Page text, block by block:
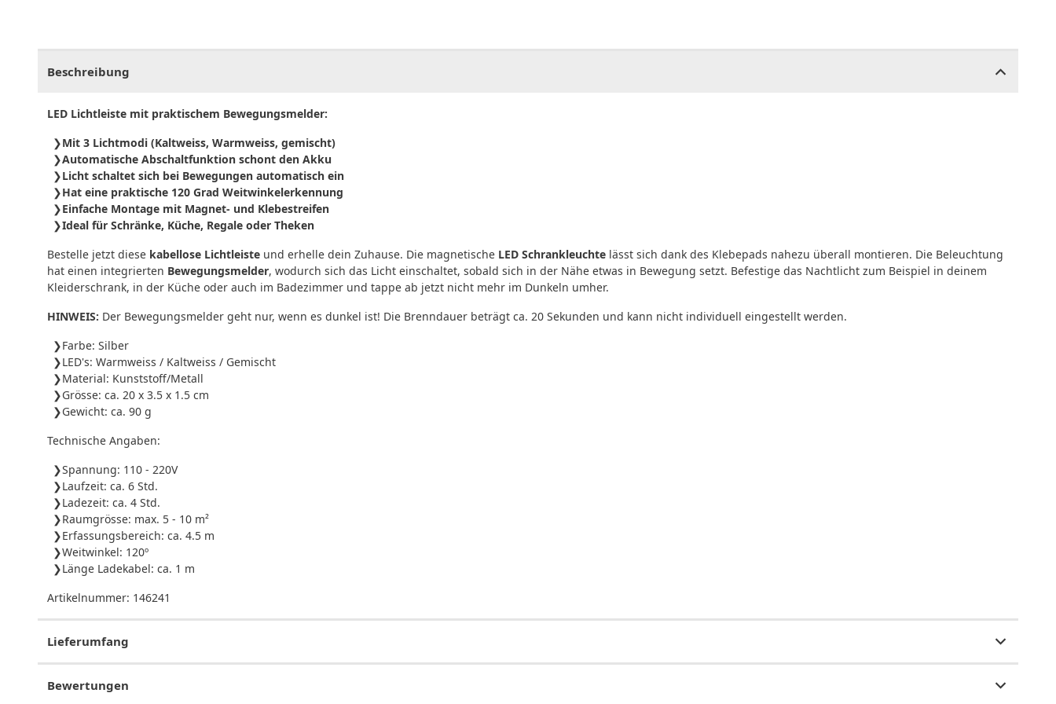
Beschreibung
LED Lichtleiste mit praktischem Bewegungsmelder:
Mit 3 Lichtmodi (Kaltweiss, Warmweiss, gemischt)
Automatische Abschaltfunktion schont den Akku
Licht schaltet sich bei Bewegungen automatisch ein
Hat eine praktische 120 Grad Weitwinkelerkennung
Einfache Montage mit Magnet- und Klebestreifen
Ideal für Schränke, Küche, Regale oder Theken
Bestelle jetzt diese kabellose Lichtleiste und erhelle dein Zuhause. Die magnetische LED Schrankleuchte lässt sich dank des Klebepads nahezu überall montieren. Die Beleuchtung
hat einen integrierten Bewegungsmelder, wodurch sich das Licht einschaltet, sobald sich in der Nähe etwas in Bewegung setzt. Befestige das Nachtlicht zum Beispiel in deinem
Kleiderschrank, in der Küche oder auch im Badezimmer und tappe ab jetzt nicht mehr im Dunkeln umher.
HINWEIS: Der Bewegungsmelder geht nur, wenn es dunkel ist! Die Brenndauer beträgt ca. 20 Sekunden und kann nicht individuell eingestellt werden.
Farbe: Silber
LED's: Warmweiss / Kaltweiss / Gemischt
Material: Kunststoff/Metall
Grösse: ca. 20 x 3.5 x 1.5 cm
Gewicht: ca. 90 g
Technische Angaben:
Spannung: 110 - 220V
Laufzeit: ca. 6 Std.
Ladezeit: ca. 4 Std.
Raumgrösse: max. 5 - 10 m²
Erfassungsbereich: ca. 4.5 m
Weitwinkel: 120º
Länge Ladekabel: ca. 1 m
Artikelnummer: 146241
Lieferumfang
Bewertungen